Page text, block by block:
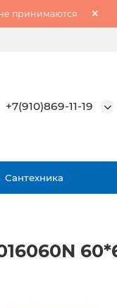
принимаются
+7(910)869-11-19
Сантехника